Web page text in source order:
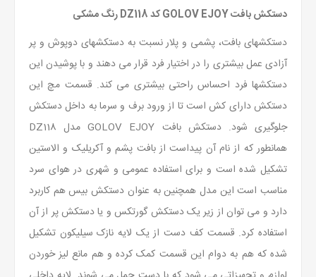
دستکش بافت GOLOV EJOY کد DZ118 رنگ مشکی
دستکشهای بافت، پشمی و پلار نسبت به دستکشهای دوپوش و پر
آزادی عمل بیشتری را در اختیار فرد قرار می دهند و با پوشیدن این
دستکشها فرد احساس راحتی بیشتری می کند. قسمت مچ این
دستکش دارای کش است تا از ورود برف و سرما به داخل دستکش
جلوگیری شود. دستکش بافت GOLOV EJOY مدل DZ118
همانطور که از نام آن پیداست از بافت پشم و آکریلیک و الاستین
تشکیل شده است و برای استفاده عمومی و شهری در هوای سرد
مناسب است این مدل همچنین به عنوان دستکش بیس هم کاربرد
دارد و می توان از زیر یک دستکش گورتکس و یا دستکش پر از آن
استفاده کرد. قسمت کف دست از یک لایه نازک سیلیکون تشکیل
شده که هم به دوام این قسمت کمک کرده و هم مانع لیز خوردن